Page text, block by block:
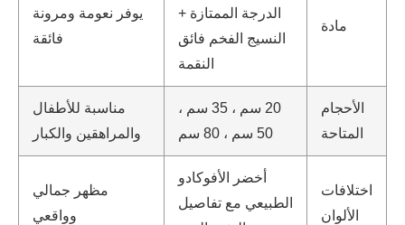
مادة
الدرجة الممتازة +
النسيج الفخم فائق
النقمة
يوفر نعومة ومرونة
فائقة
الأحجام
المتاحة
20 سم ، 35 سم ،
50 سم ، 80 سم
مناسبة للأطفال
والمراهقين والكبار
اختلافات
الألوان
أخضر الأفوكادو
الطبيعي مع تفاصيل
مظهر جمالي
وواقعي